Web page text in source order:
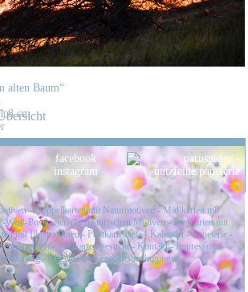
alten Baum“
cm
facebook
instagram
-Doppelkarten mit Naturmotiven -Midikarten mit
Weiß-Postkarten mit historischen Motiven- Postkarten mit
mit Illustrationen- Postkartensets- Kalender-Papeterie -
für Postkarten gesucht- Kontakt-Impressum-
- Allgemeine Geschäftsbedingungen